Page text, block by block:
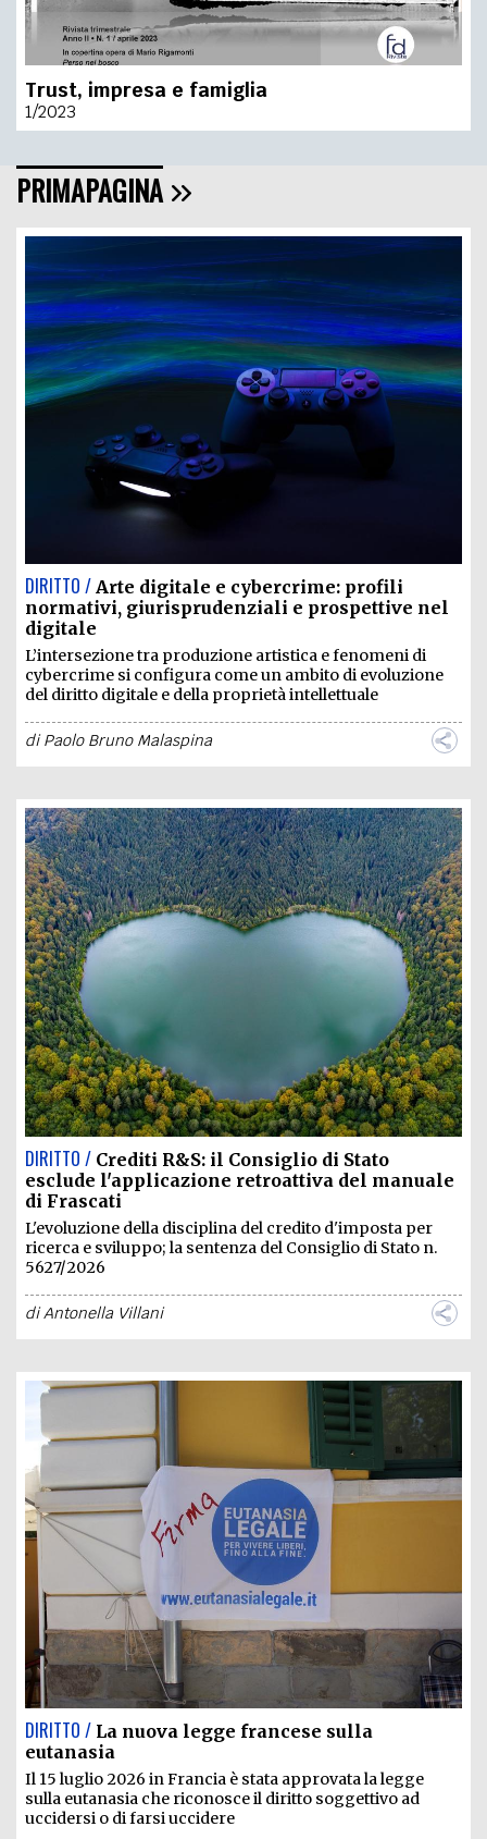
Trust, impresa e famiglia
1/2023
PRIMAPAGINA
DIRITTO / Arte digitale e cybercrime: profili
normativi, giurisprudenziali e prospettive nel
digitale
L’intersezione tra produzione artistica e fenomeni di
cybercrime si configura come un ambito di evoluzione
del diritto digitale e della proprietà intellettuale
diPaolo Bruno Malaspina
DIRITTO / Crediti R&S: il Consiglio di Stato
esclude l'applicazione retroattiva del manuale
di Frascati
L'evoluzione della disciplina del credito d'imposta per
ricerca e sviluppo; la sentenza del Consiglio di Stato n.
5627/2026
diAntonella Villani
DIRITTO / La nuova legge francese sulla
eutanasia
Il 15 luglio 2026 in Francia è stata approvata la legge
sulla eutanasia che riconosce il diritto soggettivo ad
uccidersi o di farsi uccidere